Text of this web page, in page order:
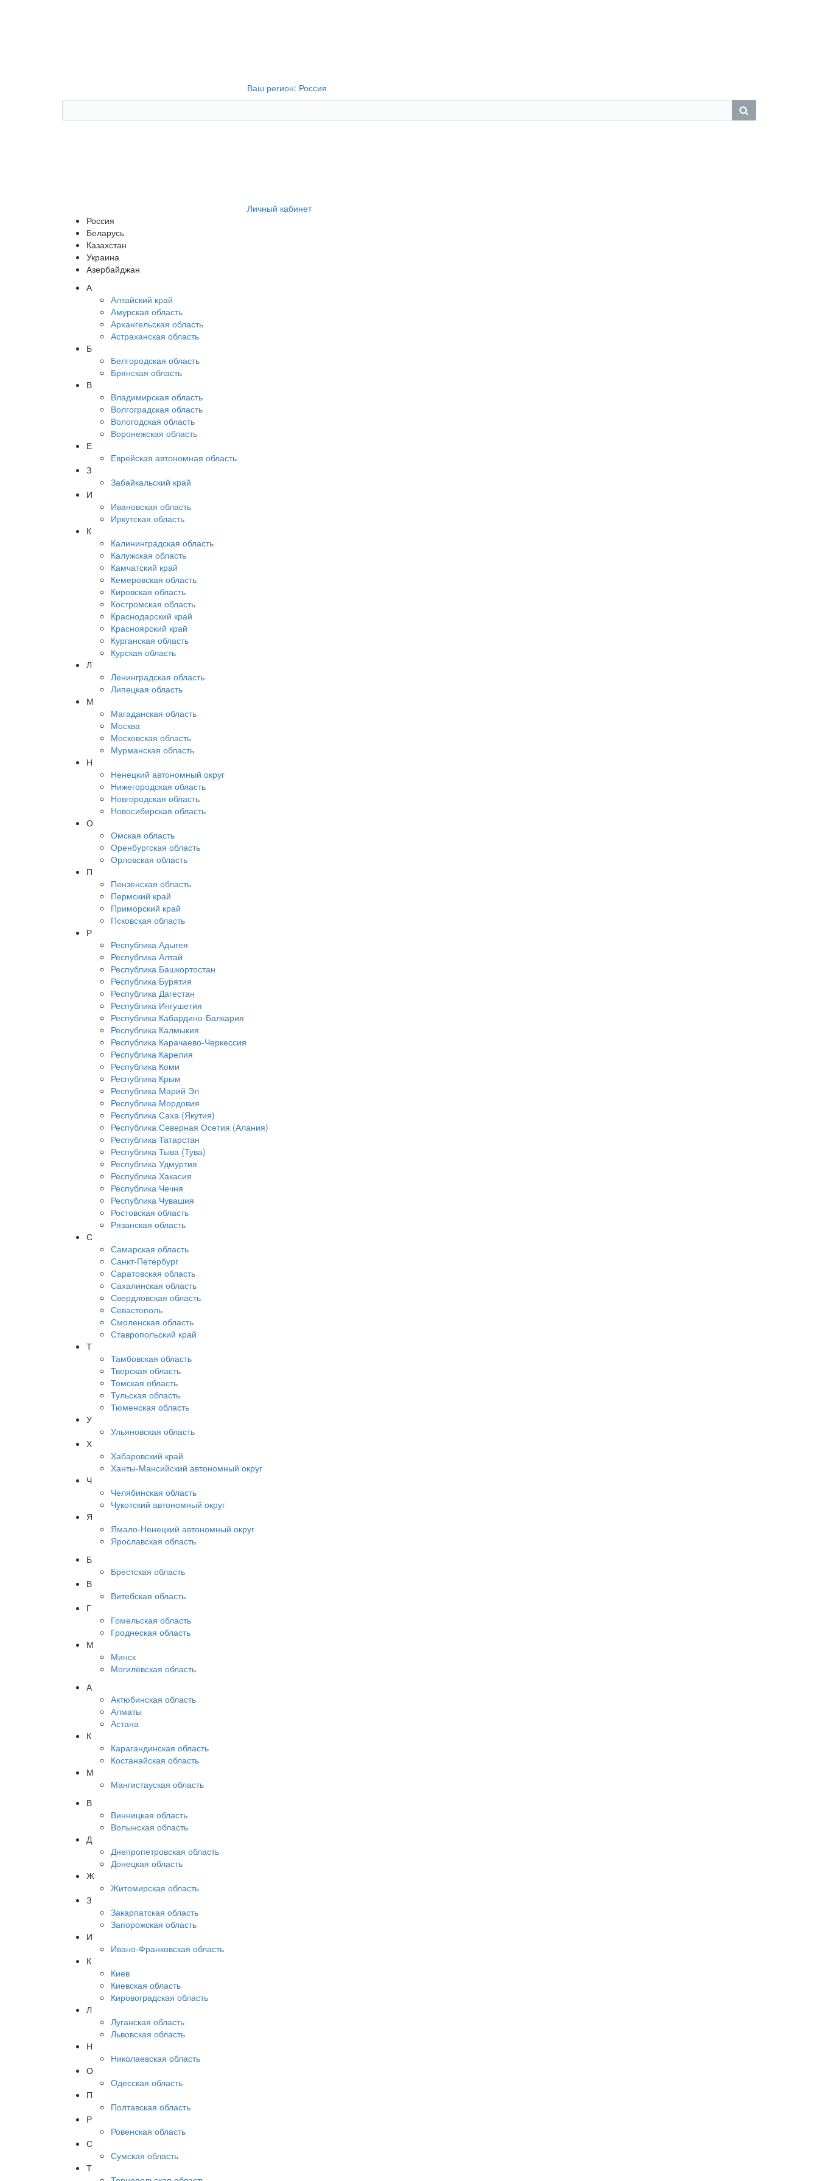
Ваш регион: Россия
Личный кабинет
Россия
Беларусь
Казахстан
Украина
Азербайджан
А
Алтайский край
Амурская область
Архангельская область
Астраханская область
Б
Белгородская область
Брянская область
В
Владимирская область
Волгоградская область
Вологодская область
Воронежская область
Е
Еврейская автономная область
З
Забайкальский край
И
Ивановская область
Иркутская область
К
Калининградская область
Калужская область
Камчатский край
Кемеровская область
Кировская область
Костромская область
Краснодарский край
Красноярский край
Курганская область
Курская область
Л
Ленинградская область
Липецкая область
М
Магаданская область
Москва
Московская область
Мурманская область
Н
Ненецкий автономный округ
Нижегородская область
Новгородская область
Новосибирская область
О
Омская область
Оренбургская область
Орловская область
П
Пензенская область
Пермский край
Приморский край
Псковская область
Р
Республика Адыгея
Республика Алтай
Республика Башкортостан
Республика Бурятия
Республика Дагестан
Республика Ингушетия
Республика Кабардино-Балкария
Республика Калмыкия
Республика Карачаево-Черкессия
Республика Карелия
Республика Коми
Республика Крым
Республика Марий Эл
Республика Мордовия
Республика Саха (Якутия)
Республика Северная Осетия (Алания)
Республика Татарстан
Республика Тыва (Тува)
Республика Удмуртия
Республика Хакасия
Республика Чечня
Республика Чувашия
Ростовская область
Рязанская область
С
Самарская область
Санкт-Петербург
Саратовская область
Сахалинская область
Свердловская область
Севастополь
Смоленская область
Ставропольский край
Т
Тамбовская область
Тверская область
Томская область
Тульская область
Тюменская область
У
Ульяновская область
Х
Хабаровский край
Ханты-Мансийский автономный округ
Ч
Челябинская область
Чукотский автономный округ
Я
Ямало-Ненецкий автономный округ
Ярославская область
Б
Брестская область
В
Витебская область
Г
Гомельская область
Гроднеская область
М
Минск
Могилёвская область
А
Актюбинская область
Алматы
Астана
К
Карагандинская область
Костанайская область
М
Мангистауская область
В
Винницкая область
Волынская область
Д
Днепропетровская область
Донецкая область
Ж
Житомирская область
З
Закарпатская область
Запорожская область
И
Ивано-Франковская область
К
Киев
Киевская область
Кировоградская область
Л
Луганская область
Львовская область
Н
Николаевская область
О
Одесская область
П
Полтавская область
Р
Ровенская область
С
Сумская область
Т